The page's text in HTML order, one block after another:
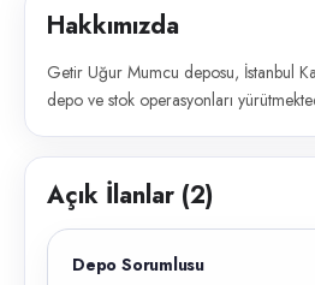
Hakkımızda
Getir Uğur Mumcu deposu, İstanbul
depo ve stok operasyonları
Açık İlanlar (2)
Depo Sorumlusu